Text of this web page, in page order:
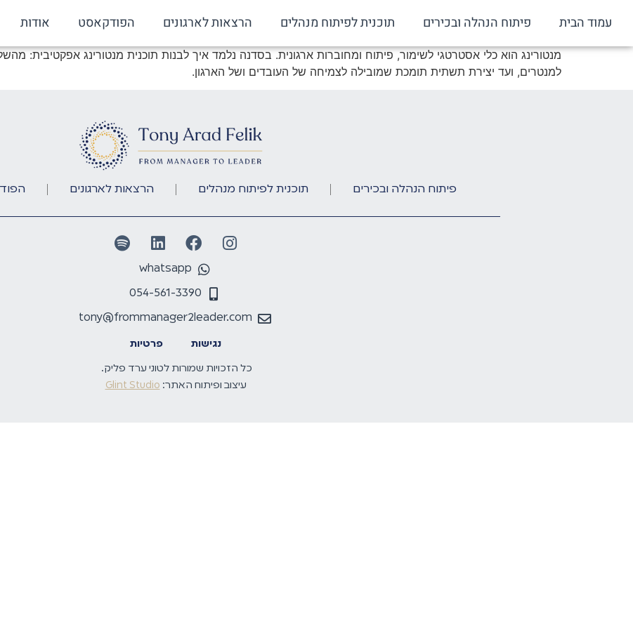
עמוד הבית פיתוח הנהלה ובכירים תוכנית לפיתוח מנהלים הרצאות לארגונים הפודקאסט אודות
מנטורינג הוא כלי אסטרטגי לשימור, פיתוח ומחוברות ארגונית. בסדנה נלמד איך לבנות תוכנית מנטורינג אפקטיבית:
למנטרים, ועד יצירת תשתית תומכת שמובילה לצמיחה של העובדים ושל הארגון.
פיתוח הנהלה ובכירים תוכנית לפיתוח מנהלים הרצאות לארגונים
whatsapp
054-561-3390
tony@frommanager2leader.com
נגישות פרטיות
כל הזכויות שמורות לטוני ערד פליק.
עיצוב ופיתוח האתר: Glint Studio